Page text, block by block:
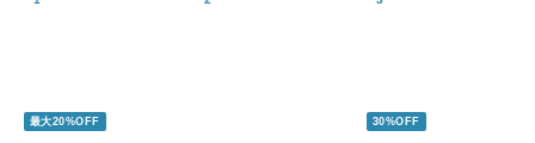
最大20%OFF 30%OFF